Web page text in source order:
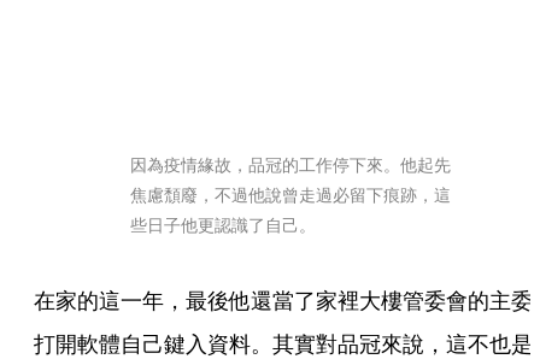
因為疫情緣故，品冠的工作停下來。他起先
焦慮頹廢，不過他說曾走過必留下痕跡，這
些日子他更認識了自己。
在家的這一年，最後他還當了家裡大樓管委會的主委
打開軟體自己鍵入資料。其實對品冠來說，這不也是